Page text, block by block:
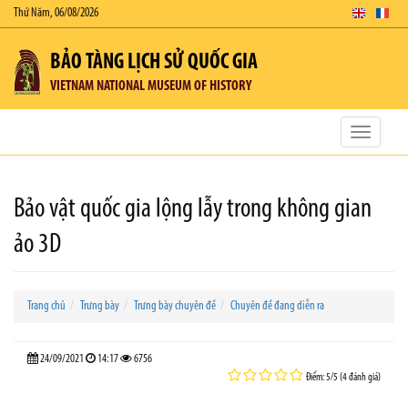
Thứ Năm, 06/08/2026
BẢO TÀNG LỊCH SỬ QUỐC GIA
VIETNAM NATIONAL MUSEUM OF HISTORY
Toggle
Bảo vật quốc gia lộng lẫy trong không gian
ảo 3D
Trang chủ Trưng bày Trưng bày chuyên đề Chuyên đề đang diễn ra
24/09/2021 14:17 6756
Điểm: 5/5 (4 đánh giá)